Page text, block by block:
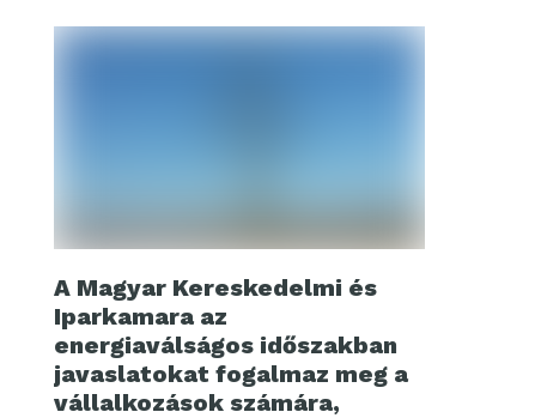
A Magyar Kereskedelmi és
Iparkamara az
energiaválságos időszakban
javaslatokat fogalmaz meg a
vállalkozások számára,